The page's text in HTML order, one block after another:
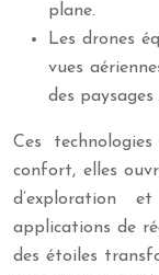
plane.
Les drones
vues
des
Ces
confort, elles
d’exploration
applications de
des étoiles